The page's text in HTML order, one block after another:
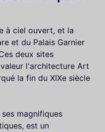
à ciel ouvert, et la
et du Palais Garnier
deux sites
l'architecture Art
la fin du XIXe siècle
magnifiques
est un